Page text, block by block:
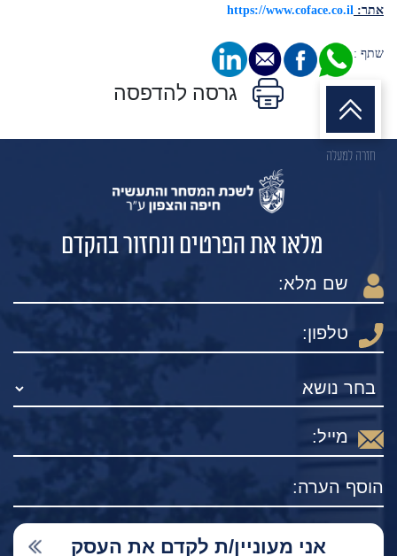
אתר:
https://www.coface.co.il
שתף :
גרסה להדפסה
חזרה למעלה
מלאו את הפרטים ונחזור בהקדם